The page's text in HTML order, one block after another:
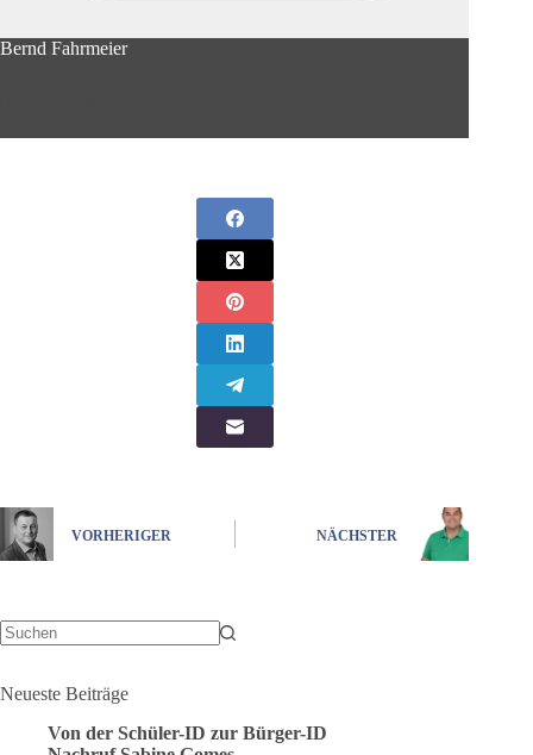
Bernd Fahrmeier
VORHERIGER NÄCHSTER
Neueste Beiträge
Von der Schüler-ID zur Bürger-ID